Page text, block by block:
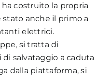
ha costruito la propria
stato anche il primo a
elettrici.
si tratta di
salvataggio a caduta
dalla piattaforma, si